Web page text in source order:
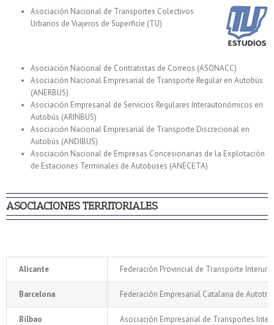
Asociación Nacional de Transportes Colectivos
Urbanos de Viajeros de Superficie (TU)
Asociación Nacional de Contratistas de Correos (ASONACC)
Asociación Nacional Empresarial de Transporte Regular en Autobús
(ANERBUS)
Asociación Empresarial de Servicios Regulares Interautonómicos en
Autobús (ARINBUS)
Asociación Nacional Empresarial de Transporte Discrecional en
Autobús (ANDIBUS)
Asociación Nacional de Empresas Concesionarias de la Explotación
de Estaciones Terminales de Autobuses (ANECETA)
ASOCIACIONES TERRITORIALES
Alicante Federación Provincial de Transporte
Barcelona Federación Empresarial Catalana de
Bilbao Asociación Empresarial de Transportes